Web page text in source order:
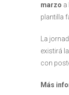
marzo a
plantilla
La
existirá
con
Más